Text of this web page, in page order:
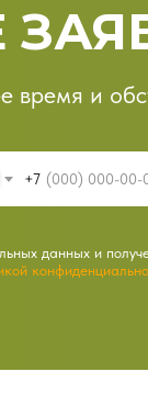
и
+7
данных и